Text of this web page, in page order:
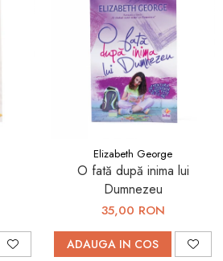
Elizabeth George
O fată după inima lui
Dumnezeu
35,00 RON
ADAUGA IN COS